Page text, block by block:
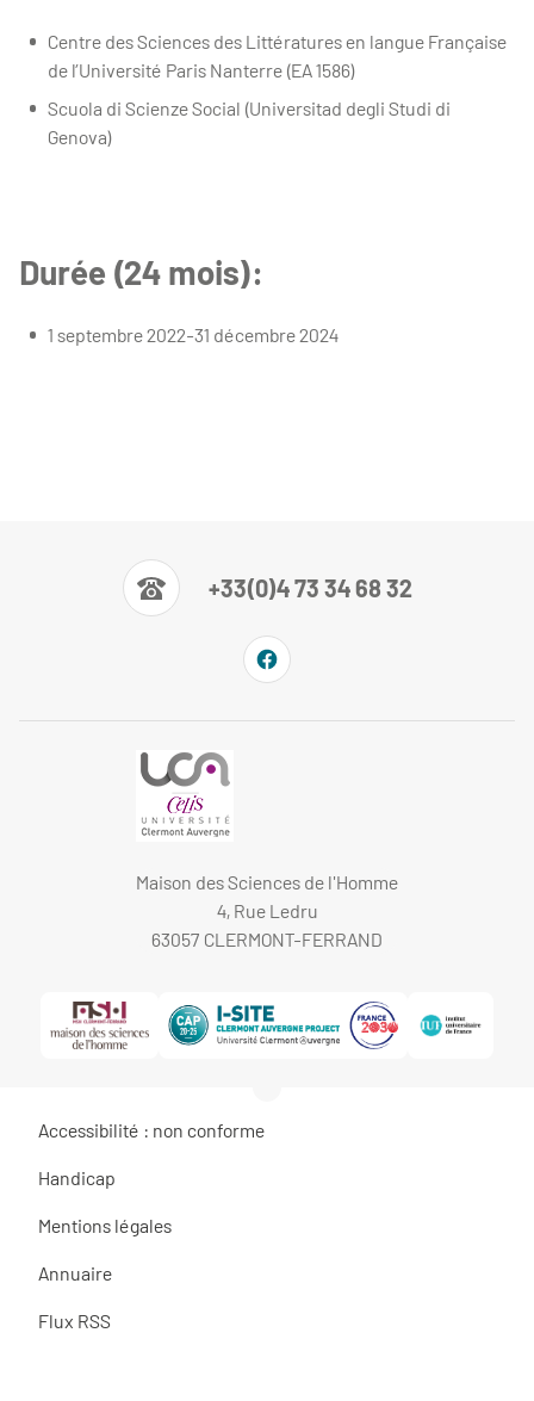
Centre des Sciences des Littératures en langue Française
de l’Université Paris Nanterre (EA 1586)
Scuola di Scienze Social (Universitad degli Studi di
Genova)
Durée (24 mois):
1 septembre 2022-31 décembre 2024
+33(0)4 73 34 68 32
Maison des Sciences de l'Homme
4, Rue Ledru
63057 CLERMONT-FERRAND
Accessibilité : non conforme
Handicap
Mentions légales
Annuaire
Flux RSS